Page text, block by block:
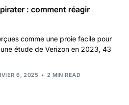
: comment réagir
comme une proie facile pour
étude de Verizon en 2023, 43
6, 2025 2 MIN READ